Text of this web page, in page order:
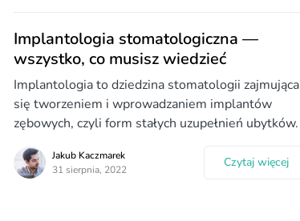
Implantologia stomatologiczna —
wszystko, co musisz wiedzieć
Implantologia to dziedzina stomatologii zajmująca
się tworzeniem i wprowadzaniem implantów
zębowych, czyli form stałych uzupełnień ubytków.
Jakub Kaczmarek
31 sierpnia, 2022
Czytaj więcej